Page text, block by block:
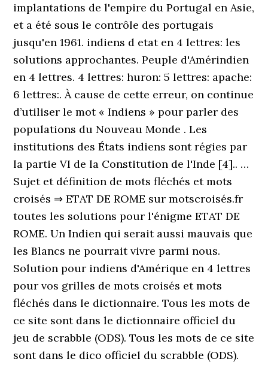
implantations de l'empire du Portugal en Asie,
et a été sous le contrôle des portugais
jusqu'en 1961. indiens d etat en 4 lettres: les
solutions approchantes. Peuple d'Amérindien
en 4 lettres. 4 lettres: huron: 5 lettres: apache:
6 lettres:. À cause de cette erreur, on continue
d’utiliser le mot « Indiens » pour parler des
populations du Nouveau Monde . Les
institutions des États indiens sont régies par
la partie VI de la Constitution de l'Inde [4].. …
Sujet et définition de mots fléchés et mots
croisés ⇒ ETAT DE ROME sur motscroisés.fr
toutes les solutions pour l'énigme ETAT DE
ROME. Un Indien qui serait aussi mauvais que
les Blancs ne pourrait vivre parmi nous.
Solution pour indiens d'Amérique en 4 lettres
pour vos grilles de mots croisés et mots
fléchés dans le dictionnaire. Tous les mots de
ce site sont dans le dictionnaire officiel du
jeu de scrabble (ODS). Tous les mots de ce site
sont dans le dico officiel du scrabble (ODS).